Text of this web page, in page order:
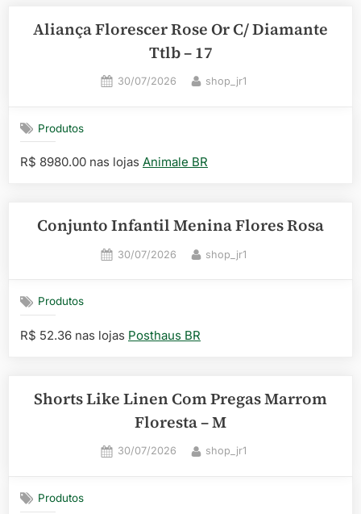
Aliança Florescer Rose Or C/ Diamante
Ttlb – 17
Posted
30/07/2026 By
shop_jr1
Produtos
R$ 8980.00 nas lojas Animale BR
Conjunto Infantil Menina Flores Rosa
Posted
30/07/2026 By
shop_jr1
Produtos
R$ 52.36 nas lojas Posthaus BR
Shorts Like Linen Com Pregas Marrom
Floresta – M
Posted
30/07/2026 By
shop_jr1
Produtos